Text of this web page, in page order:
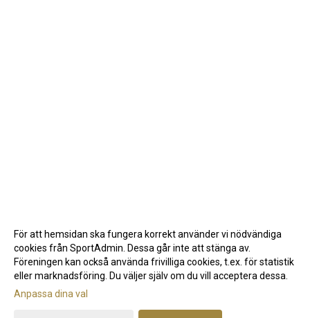
Gå till Webbversion
För att hemsidan ska fungera korrekt använder vi nödvändiga
cookies från SportAdmin. Dessa går inte att stänga av.
Föreningen kan också använda frivilliga cookies, t.ex. för statistik
eller marknadsföring. Du väljer själv om du vill acceptera dessa.
Anpassa dina val